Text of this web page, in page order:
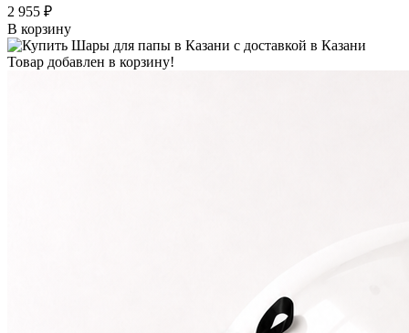
2 955 ₽
В корзину
Товар добавлен в корзину!